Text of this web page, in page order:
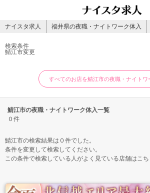
ナイスタ求人 福井県の夜職・ナイトワーク体入
検索条件
鯖江市変更
すべてのお店を鯖江市の夜職・ナイトワ
鯖江市の夜職・ナイトワーク体入一覧
０件
鯖江市の検索結果は０件でした。
条件を変更して検索してください。
この条件で検索している人がよく見ている店舗はこち